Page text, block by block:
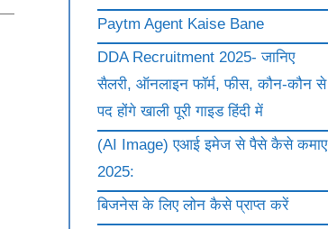
Paytm Agent Kaise Bane
DDA Recruitment 2025- जानिए
सैलरी, ऑनलाइन फॉर्म, फीस, कौन-कौन से
पद होंगे खाली पूरी गाइड हिंदी में
(AI Image) एआई इमेज से पैसे कैसे कमाए
2025:
बिजनेस के लिए लोन कैसे प्राप्त करें